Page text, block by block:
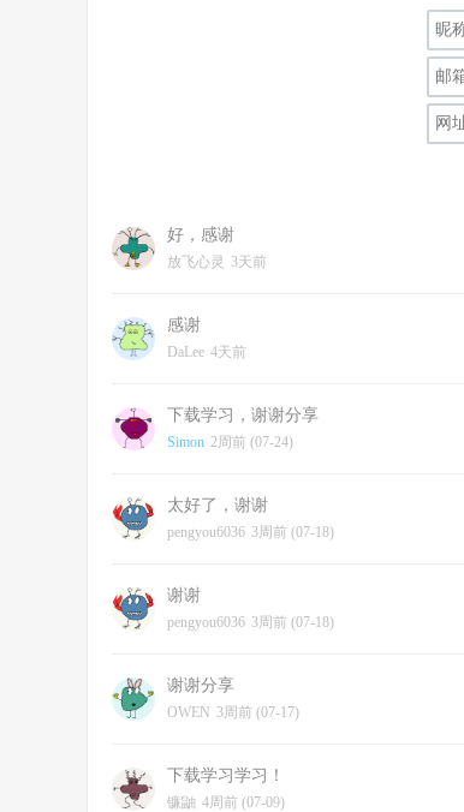
好，感谢
放飞心灵 3天前
感谢
DaLee 4天前
下载学习，谢谢分享
Simon 2周前 (07-24)
太好了，谢谢
pengyou6036 3周前 (07-18)
谢谢
pengyou6036 3周前 (07-18)
谢谢分享
OWEN 3周前 (07-17)
下载学习学习！
镰鼬 4周前 (07-09)